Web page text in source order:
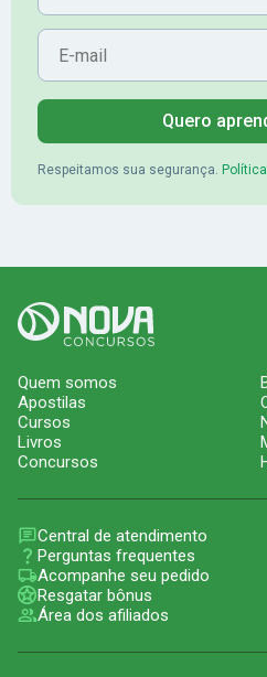
E-mail
Quero
Respeitamos sua segurança.
Quem somos
Apostilas
Cursos
Livros
Concursos
Central de atendimento
Perguntas frequentes
Acompanhe seu pedido
Resgatar bônus
Área dos afiliados